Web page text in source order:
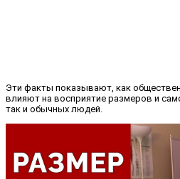
Эти факты показывают, как
влияют на восприятие размеров и
так и обычных людей.